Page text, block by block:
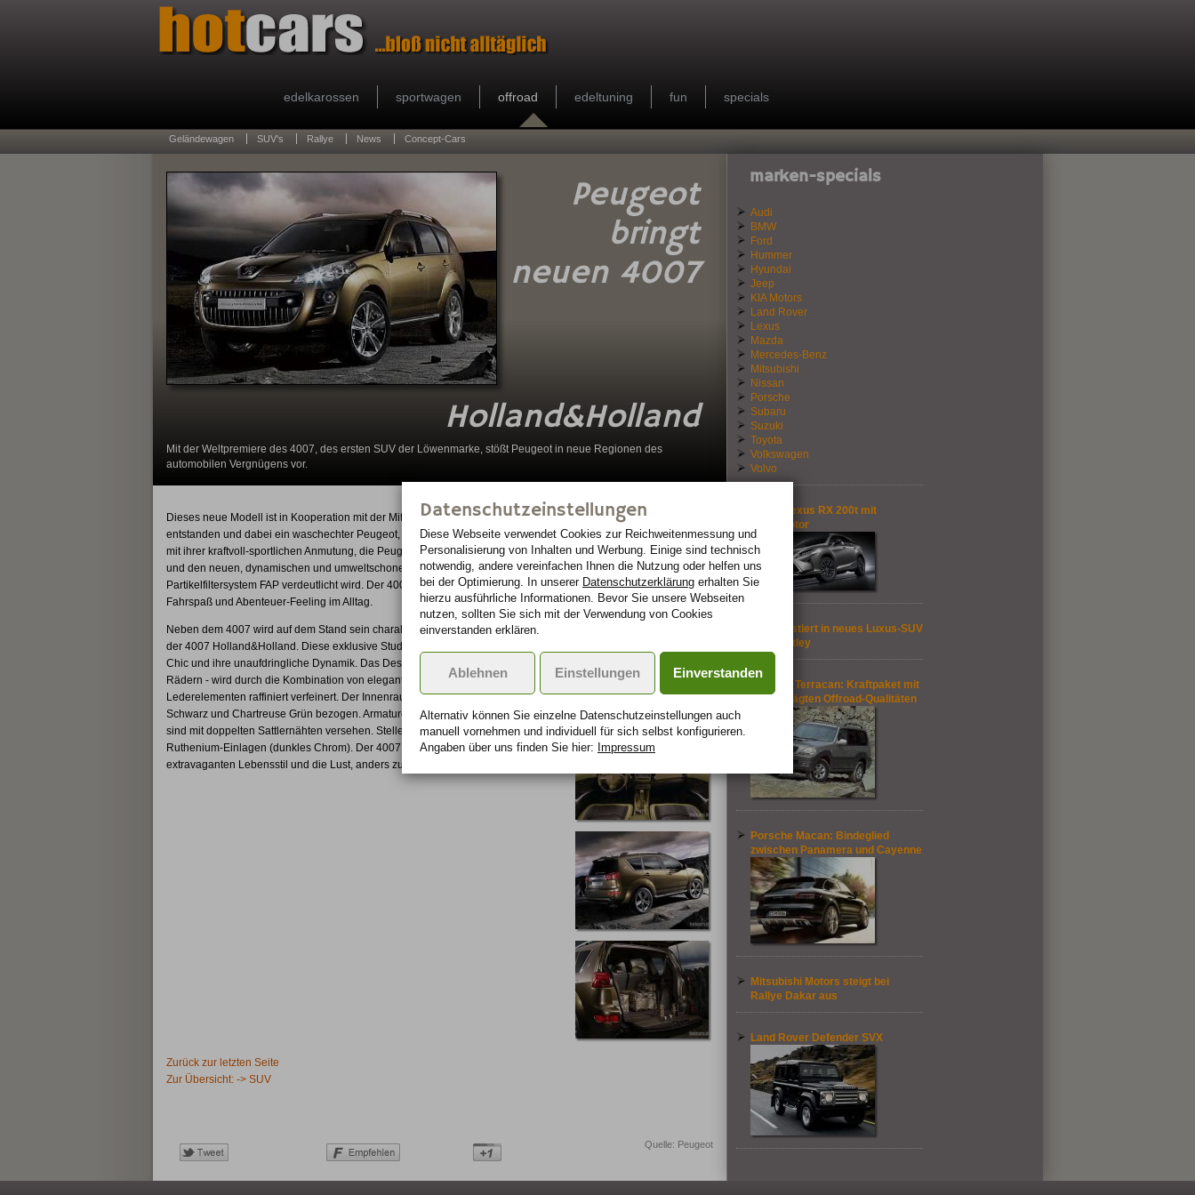
edelkarossen sportwagen offroad edeltuning fun specials
Geländewagen SUV's Rallye News Concept-Cars
Peugeot
bringt
neuen 4007
Holland&Holland
Mit der Weltpremiere des 4007, des ersten SUV der Löwenmarke, stößt Peugeot in neue Regionen des
automobilen Vergnügens vor.
Dieses neue Modell ist in Kooperation mit der Mitsubishi Motors Corporation
entstanden und dabei ein waschechter Peugeot, was durch die katzenartige Front
mit ihrer kraftvoll-sportlichen Anmutung, die Peugeot-typische Fahrwerksqualität
und den neuen, dynamischen und umweltschonenden 2.2-Liter-HDi-Motor mit
Partikelfiltersystem FAP verdeutlicht wird. Der 4007 bietet die ideale Mischung aus
Fahrspaß und Abenteuer-Feeling im Alltag.
Neben dem 4007 wird auf dem Stand sein charakterstarkes Alter Ego präsentiert:
der 4007 Holland&Holland. Diese exklusive Studie ist gekennzeichnet durch ihren
Chic und ihre unaufdringliche Dynamik. Das Design des 4007 - hier mit 20″-
Rädern - wird durch die Kombination von elegantem Hagenias-Bronze und
Lederelementen raffiniert verfeinert. Der Innenraum ist mit Stierleder in Ebenholz
Schwarz und Chartreuse Grün bezogen. Armaturenbrett, Sitze und Türinnenseiten
sind mit doppelten Sattlernähten versehen. Stellenweise finden sich auch
Ruthenium-Einlagen (dunkles Chrom). Der 4007 Holland&Holland steht für einen
extravaganten Lebensstil und die Lust, anders zu reisen.
Zurück zur letzten Seite
Zur Übersicht: -> SUV
Quelle: Peugeot
marken-specials
Audi
BMW
Ford
Hummer
Hyundai
Jeep
KIA Motors
Land Rover
Lexus
Mazda
Mercedes-Benz
Mitsubishi
Nissan
Porsche
Subaru
Suzuki
Toyota
Volkswagen
Volvo
Neuer Lexus RX 200t mit
Turbomotor
VW investiert in neues Luxus-SUV
von Bentley
Hyundai Terracan: Kraftpaket mit
ausgeprägten Offroad-Qualitäten
Porsche Macan: Bindeglied
zwischen Panamera und Cayenne
Mitsubishi Motors steigt bei
Rallye Dakar aus
Land Rover Defender SVX
Datenschutzeinstellungen
Diese Webseite verwendet Cookies zur Reichweiten­messung und
Personalisierung von Inhalten und Werbung. Einige sind technisch
notwendig, andere vereinfachen Ihnen die Nutzung oder helfen uns
bei der Optimierung. In unserer Datenschutzerklärung erhalten Sie
hierzu ausführliche Informationen. Bevor Sie unsere Webseiten
nutzen, sollten Sie sich mit der Verwendung von Cookies
einverstanden erklären.
Einverstanden
Ablehnen Einstellungen
Alternativ können Sie einzelne Datenschutz­ein­stellungen auch
manuell vor­nehmen und indivi­duell für sich selbst konfigurieren.
Angaben über uns finden Sie hier: Impressum